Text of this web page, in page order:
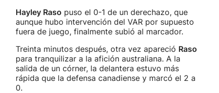
Hayley Raso puso el 0-1 de un derechazo, que
aunque hubo intervención del VAR por supuesto
fuera de juego, finalmente subió al marcador.
Treinta minutos después, otra vez apareció Raso
para tranquilizar a la afición australiana. A la
salida de un córner, la delantera estuvo más
rápida que la defensa canadiense y marcó el 2 a
0.